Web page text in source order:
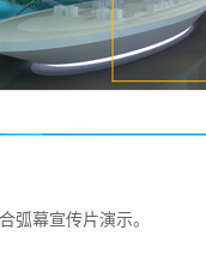
弧幕宣传片演示。